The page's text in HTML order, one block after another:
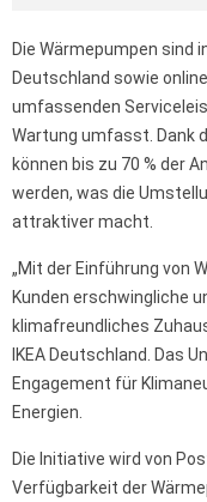
Die Wärmepumpen sind
Deutschland sowie
umfassenden
Wartung umfasst. Dank
können bis zu 70 % der
werden, was die
attraktiver macht.
„Mit der Einführung von
Kunden erschwingliche
klimafreundliches
IKEA Deutschland. Das
Engagement für
Energien.
Die Initiative wird von
Verfügbarkeit der